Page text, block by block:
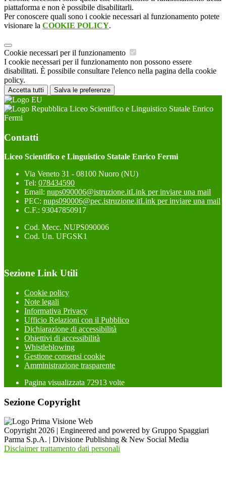
piattaforma e non è possibile disabilitarli.
Per conoscere quali sono i cookie necessari al funzionamento potete
visionare la COOKIE POLICY.
Cookie necessari per il funzionamento
I cookie necessari per il funzionamento non possono essere
disabilitati. È possibile consultare l'elenco nella pagina della cookie
policy.
Accetta tutti Salva le preferenze
Liceo Scientifico e Linguistico Statale Enrico
Fermi
Contatti
Liceo Scientifico e Linguistico Statale Enrico Fermi
Via Veneto 31 - 08100 Nuoro (NU)
Tel: 078434590
Email: nups090006@istruzione.itLink per inviare una mail
PEC: nups090006@pec.istruzione.itLink per inviare una mail
C.F.: 93047850917
Cod. Mecc. NUPS090006
Cod. Un. UFGSK1
Sezione Link Utili
Cookie policy
Note legali
Informativa Privacy
Ufficio Relazioni con il Pubblico
Dichiarazione di accessibilità
Obiettivi di accessibilità
Whistleblowing
Gestione consensi cookie
Amministrazione trasparente
Pagina visualizzata 72913 volte
Sezione Copyright
Copyright 2026 | Engineered and powered by Gruppo Spaggiari
Parma S.p.A. | Divisione Publishing & New Social Media
Disclaimer trattamento dati personali